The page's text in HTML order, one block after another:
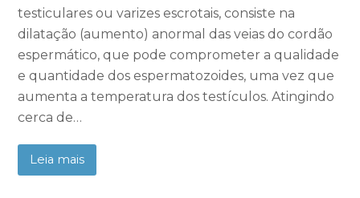
testiculares ou varizes escrotais, consiste na
dilatação (aumento) anormal das veias do cordão
espermático, que pode comprometer a qualidade
e quantidade dos espermatozoides, uma vez que
aumenta a temperatura dos testículos. Atingindo
cerca de…
Leia mais